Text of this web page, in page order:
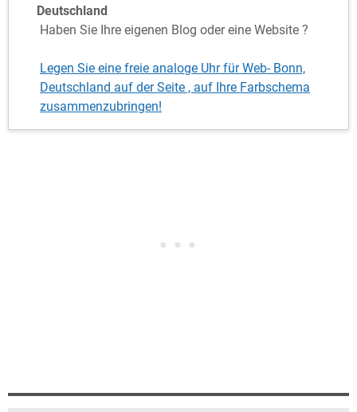
Deutschland
Haben Sie Ihre eigenen Blog oder eine Website ?
Legen Sie eine freie analoge Uhr für Web- Bonn,
Deutschland auf der Seite , auf Ihre Farbschema
zusammenzubringen!